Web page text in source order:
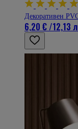
Декоративен
6,20 €/12,13